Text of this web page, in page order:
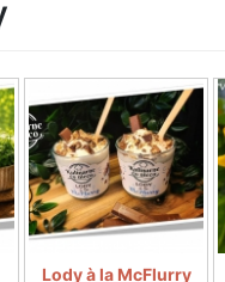
Lody à la McFlurry